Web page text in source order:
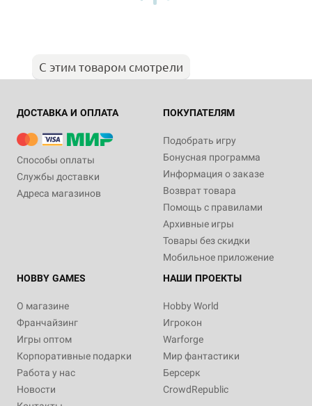
С этим товаром смотрели
ДОСТАВКА И ОПЛАТА
Способы оплаты
Службы доставки
Адреса магазинов
ПОКУПАТЕЛЯМ
Подобрать игру
Бонусная программа
Информация о заказе
Возврат товара
Помощь с правилами
Архивные игры
Товары без скидки
Мобильное приложение
HOBBY GAMES
О магазине
Франчайзинг
Игры оптом
Корпоративные подарки
Работа у нас
Новости
НАШИ ПРОЕКТЫ
Hobby World
Игрокон
Warforge
Мир фантастики
Берсерк
CrowdRepublic